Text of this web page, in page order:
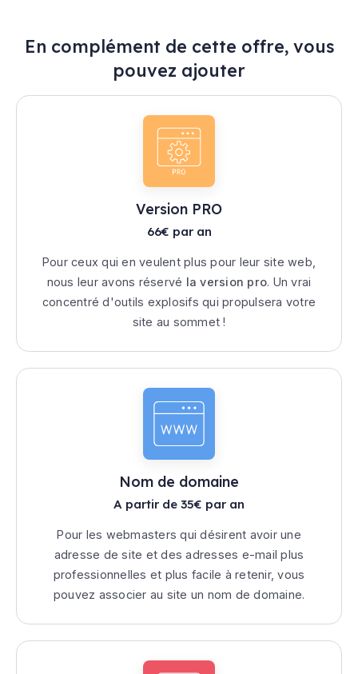
En complément de cette offre, vous
pouvez ajouter
Version PRO
66€ par an
Pour ceux qui en veulent plus pour leur site web,
nous leur avons réservé la version pro. Un vrai
concentré d'outils explosifs qui propulsera votre
site au sommet !
Nom de domaine
A partir de 35€ par an
Pour les webmasters qui désirent avoir une
adresse de site et des adresses e-mail plus
professionnelles et plus facile à retenir, vous
pouvez associer au site un nom de domaine.